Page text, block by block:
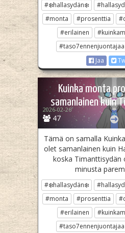
#❄️hallasydän❄️
#monta
#prosenttia
#erilainen
#taso7ennenjuontajaa
Jaa
Kuinka monta
samanlainen kuin
47
2026-02-26
Tämä on samalla
olet samanlainen kuin
koska Timanttisydän
minusta
#❄️hallasydän❄️
#monta
#prosenttia
#erilainen
#taso7ennenjuontajaa